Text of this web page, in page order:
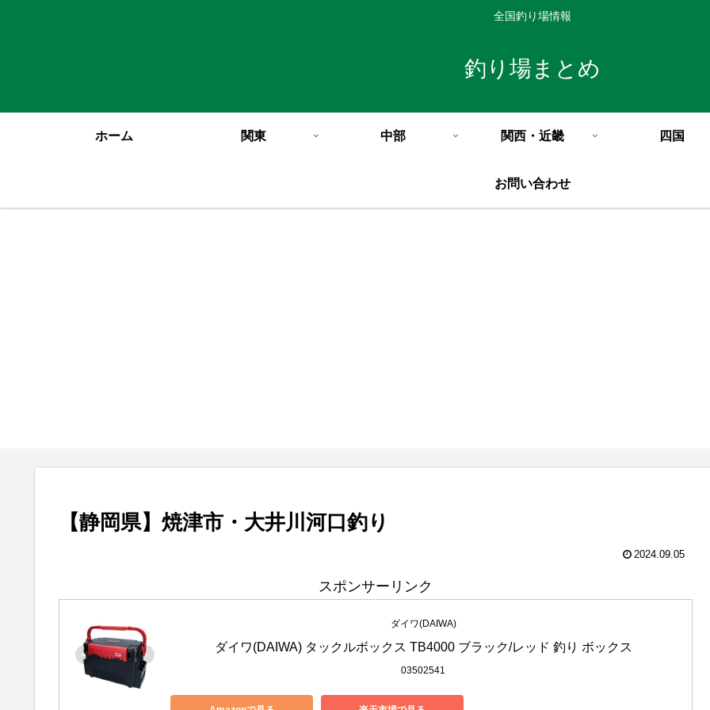
全国釣り場情報
釣り場まとめ
ホーム 関東 中部 関西・近畿 四国
お問い合わせ
【静岡県】焼津市・大井川河口釣り
2024.09.05
スポンサーリンク
ダイワ(DAIWA)
ダイワ(DAIWA) タックルボックス TB4000 ブラック/レッド 釣り ボックス
03502541